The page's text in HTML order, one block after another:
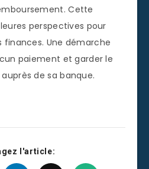
Cette
perspectives pour
finances. Une démarche
paiement et garder le
de sa banque.
l'article: